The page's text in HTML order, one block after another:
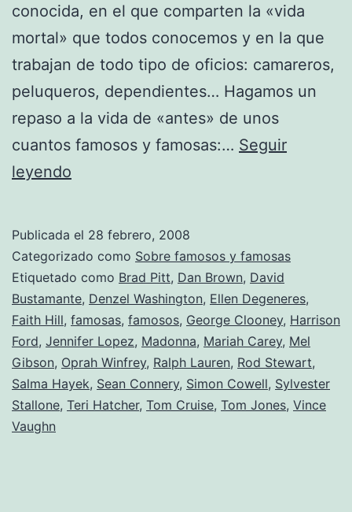
conocida, en el que comparten la «vida
mortal» que todos conocemos y en la que
trabajan de todo tipo de oficios: camareros,
peluqueros, dependientes… Hagamos un
repaso a la vida de «antes» de unos
cuantos famosos y famosas:… Seguir
leyendo
de
ser
famosos
y
famosas?
Publicada el 28 febrero, 2008
Categorizado como Sobre famosos y famosas
Etiquetado como Brad Pitt, Dan Brown, David
Bustamante, Denzel Washington, Ellen Degeneres,
Faith Hill, famosas, famosos, George Clooney, Harrison
Ford, Jennifer Lopez, Madonna, Mariah Carey, Mel
Gibson, Oprah Winfrey, Ralph Lauren, Rod Stewart,
Salma Hayek, Sean Connery, Simon Cowell, Sylvester
Stallone, Teri Hatcher, Tom Cruise, Tom Jones, Vince
Vaughn